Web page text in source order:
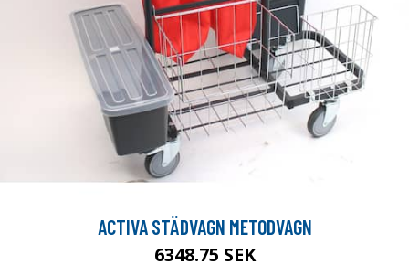
ACTIVA STÄDVAGN METODVAGN
6348.75 SEK